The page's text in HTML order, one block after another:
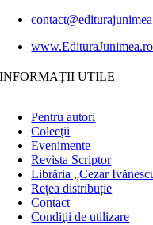
www.EdituraJunimea.ro
INFORMAŢII UTILE
Pentru autori
Colecţii
Evenimente
Revista Scriptor
Librăria „Cezar
Rețea distribuție
Contact
Condiţii de utilizare